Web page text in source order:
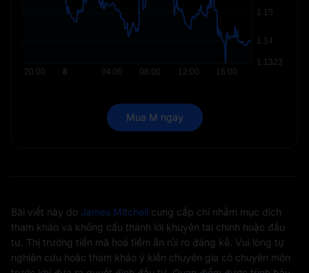
Mua M ngay
Bài viết này do James Mitchell cung cấp chỉ nhằm mục đích
tham khảo và không cấu thành lời khuyên tài chính hoặc đầu
tư. Thị trường tiền mã hoá tiềm ẩn rủi ro đáng kể. Vui lòng tự
nghiên cứu hoặc tham khảo ý kiến chuyên gia có chuyên môn